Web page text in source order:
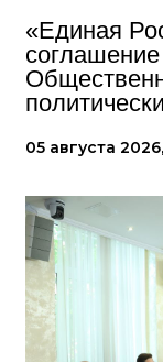
«Единая
05 августа 2026,